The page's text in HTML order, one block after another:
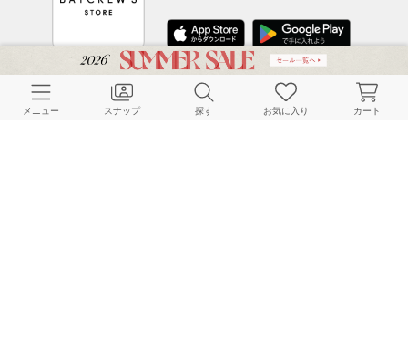
CUSTOMER SERVICE
メニュー スナップ 探す お気に入り カート